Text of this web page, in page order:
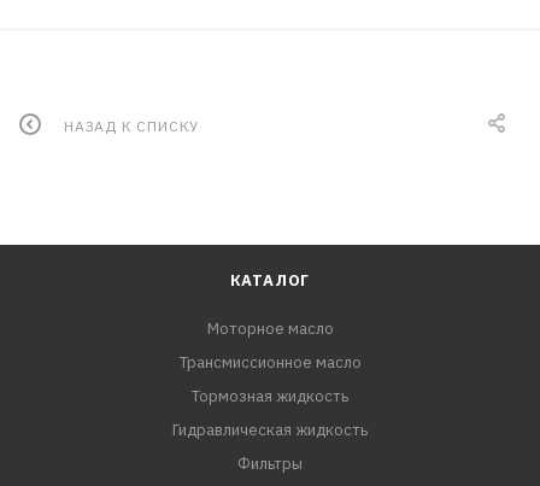
НАЗАД К СПИСКУ
КАТАЛОГ
Моторное масло
Трансмиссионное масло
Тормозная жидкость
Гидравлическая жидкость
Фильтры